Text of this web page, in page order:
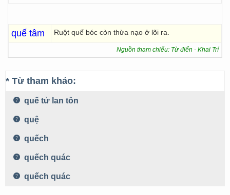
quế tâm Ruột quế bóc còn thừa nạo ở lõi ra.
Nguồn tham chiếu: Từ điển - Khai Trí
* Từ tham khảo:
quế tử lan tôn
quệ
quếch
quếch quác
quếch quác